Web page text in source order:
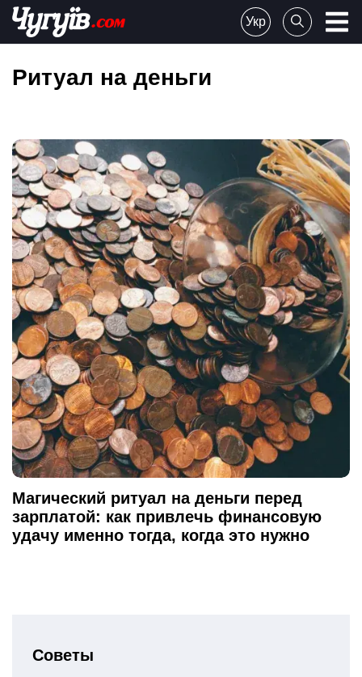
Skip
content
Chuguiv
Укр
Ритуал на деньги
Магический ритуал на деньги перед
зарплатой: как привлечь финансовую
удачу именно тогда, когда это нужно
Советы